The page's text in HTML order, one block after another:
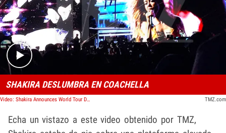
Play video content
SHAKIRA DESLUMBRA EN COACHELLA
Video: Shakira Announces World Tour During Surprise Coachella Performance TMZ.com
Echa un vistazo a este video obtenido por TMZ,